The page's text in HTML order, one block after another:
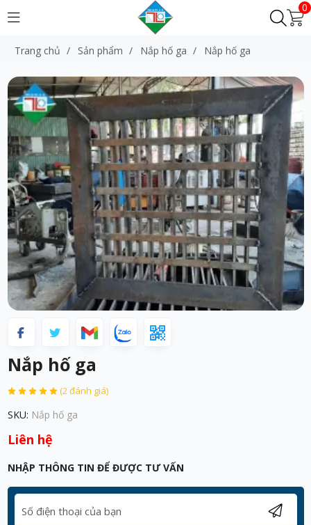
0
Trang chủ / Sản phẩm / Nắp hố ga / Nắp hố ga
Nắp hố ga
(2 đánh giá)
SKU: Nắp hố ga
Liên hệ
NHẬP THÔNG TIN ĐỂ ĐƯỢC TƯ VẤN